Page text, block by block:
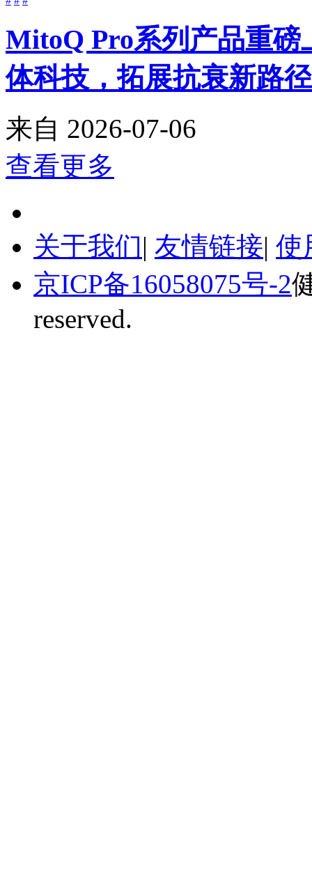
MitoQ Pro系列产品重磅
体科技，拓展抗衰新路径
来自 2026-07-06
查看更多
关于我们| 友情链接| 使
京ICP备16058075号-2
reserved.